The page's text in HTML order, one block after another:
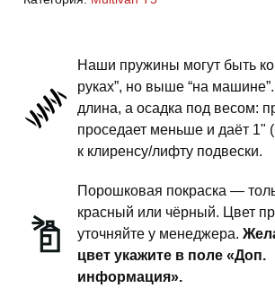
T5
пружины
передней
подвески
комфорт
Наши пружины могут быть
руках”, но выше “на
длина, а осадка под весом:
проседает меньше и даёт 1"
к клиренсу/лифту подвески.
Порошковая покраска —
красный или чёрный. Цвет
уточняйте у менеджера.
цвет укажите в поле «Доп.
информация».